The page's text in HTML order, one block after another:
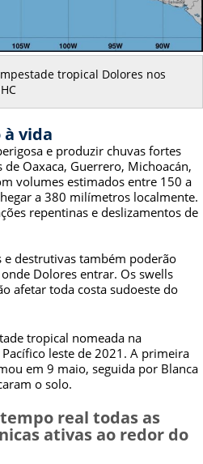
tropical Dolores nos
à vida
e produzir chuvas fortes
Oaxaca, Guerrero, Michoacán,
volumes estimados entre 150 a
a 380 milímetros localmente.
repentinas e deslizamentos de
e destrutivas também poderão
Dolores entrar. Os swells
afetar toda costa sudoeste do
tropical nomeada na
leste de 2021. A primeira
em 9 maio, seguida por Blanca
o solo.
real todas as
ativas ao redor do